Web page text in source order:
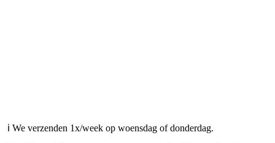
ℹ️ We verzenden 1x/week op woensdag of donderdag.